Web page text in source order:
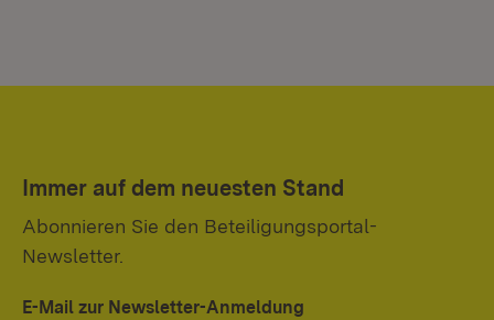
Immer auf dem neuesten Stand
Abonnieren Sie den Beteiligungsportal-
Newsletter.
E-Mail zur Newsletter-Anmeldung